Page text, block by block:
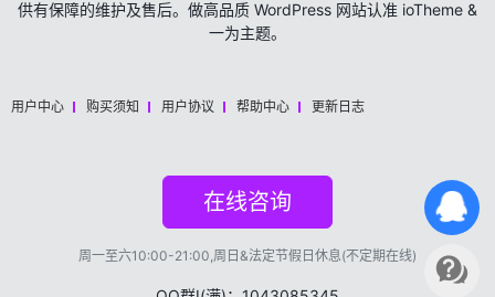
供有保障的维护及售后。做高品质 WordPress 网站认准 ioTheme &
一为主题。
用户中心 购买须知 用户协议 帮助中心 更新日志
在线咨询
周一至六10:00-21:00,周日&法定节假日休息(不定期在线)